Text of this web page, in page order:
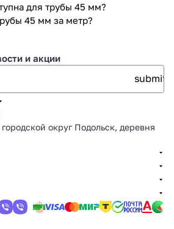
для трубы 45 мм?
45 мм за метр?
и акции
округ Подольск, деревня